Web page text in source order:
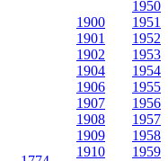
1900
1901
1902
1904
1906
1907
1908
1909
1910
1950
1951
1952
1953
1954
1955
1956
1957
1958
1959